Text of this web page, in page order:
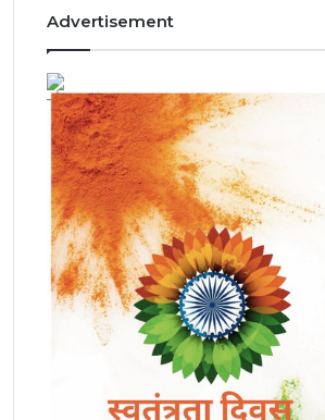
Advertisement